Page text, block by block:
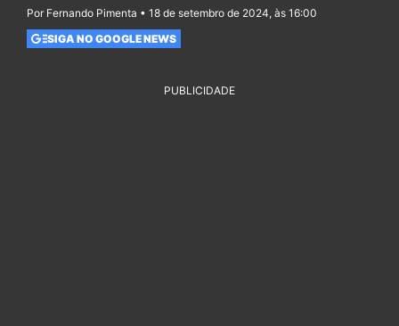
Por Fernando Pimenta • 18 de setembro de 2024, às 16:00
SIGA NO GOOGLE NEWS
PUBLICIDADE